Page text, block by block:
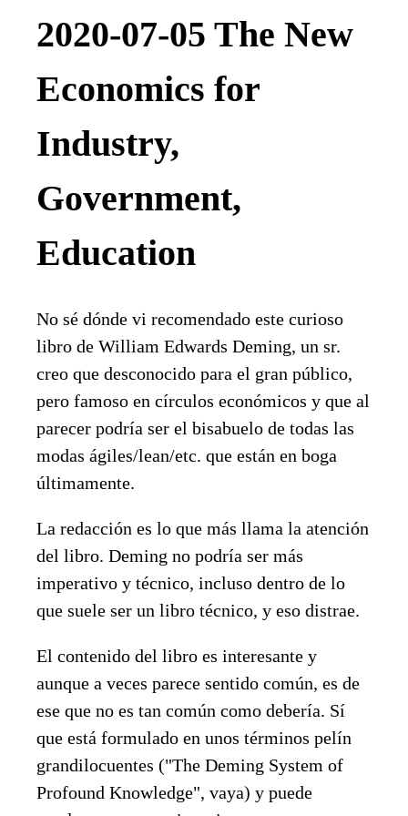
2020-07-05 The New
Economics for
Industry,
Government,
Education
No sé dónde vi recomendado este curioso
libro de William Edwards Deming, un sr.
creo que desconocido para el gran público,
pero famoso en círculos económicos y que al
parecer podría ser el bisabuelo de todas las
modas ágiles/lean/etc. que están en boga
últimamente.
La redacción es lo que más llama la atención
del libro. Deming no podría ser más
imperativo y técnico, incluso dentro de lo
que suele ser un libro técnico, y eso distrae.
El contenido del libro es interesante y
aunque a veces parece sentido común, es de
ese que no es tan común como debería. Sí
que está formulado en unos términos pelín
grandilocuentes ("The Deming System of
Profound Knowledge", vaya) y puede